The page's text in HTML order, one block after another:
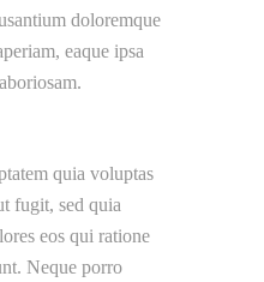
doloremque
eaque ipsa
quia voluptas
fugit, sed quia
eos qui ratione
Neque porro